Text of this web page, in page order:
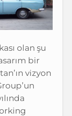
olan şu
bir
vizyon